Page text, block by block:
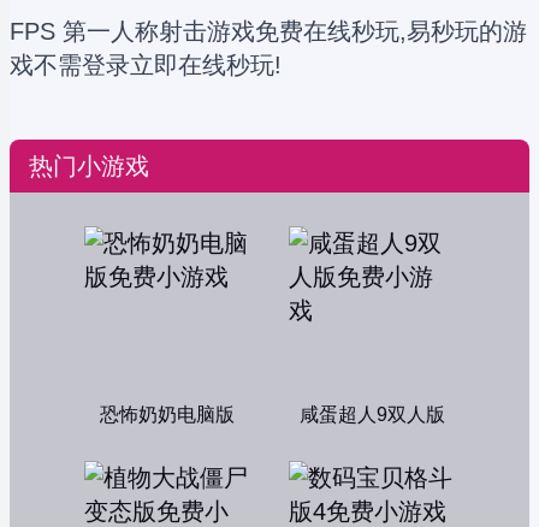
FPS 第一人称射击游戏免费在线秒玩,易秒玩的游
戏不需登录立即在线秒玩!
热门小游戏
恐怖奶奶电脑版 咸蛋超人9双人版